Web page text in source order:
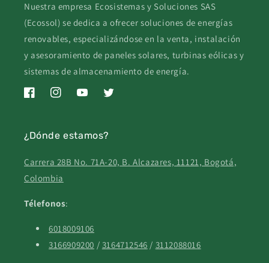
Nuestra empresa Ecosistemas y Soluciones SAS
(Ecossol) se dedica a ofrecer soluciones de energías
renovables, especializándose en la venta, instalación
y asesoramiento de paneles solares, turbinas eólicas y
sistemas de almacenamiento de energía.
FacebookInstagramYouTubeTwitter
¿Dónde estamos?
Carrera 28B No. 71A-20, B. Alcazares, 11121, Bogotá,
Colombia
Télefonos:
6018009106
3166909200 / 3164712546 / 3112088016